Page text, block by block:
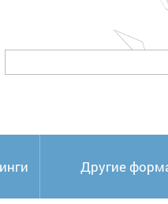
Другие